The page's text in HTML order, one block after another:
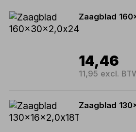
Zaagblad
14,46
11,95 excl.
Zaagblad